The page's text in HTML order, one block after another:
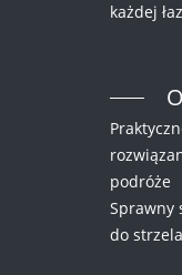
każdej
podróże
Sprawny
do